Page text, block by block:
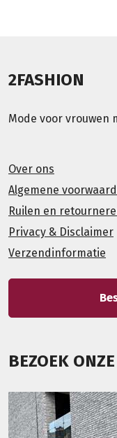
2FASHION
Mode voor vrouwen
Over ons
Algemene
Ruilen en
Privacy & Disclaimer
Verzendinformatie
BEZOEK